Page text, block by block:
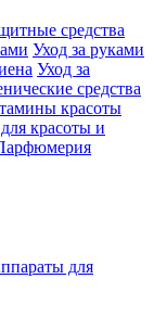
средства
Уход за руками
Уход за
средства
красоты
красоты и
для